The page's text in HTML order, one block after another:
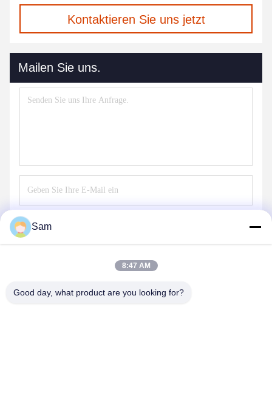
Kontaktieren Sie uns jetzt
Mailen Sie uns.
Sam
8:47 AM
Good day, what product are you looking for?